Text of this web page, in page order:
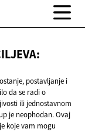
postavljanje i
da se radi o
ili jednostavnom
je neophodan. Ovaj
koje vam mogu